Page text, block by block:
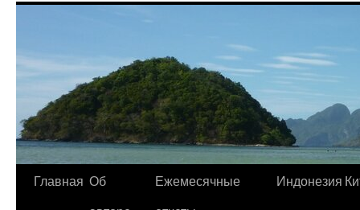
Главная Об
Ежемесячные
Индонезия